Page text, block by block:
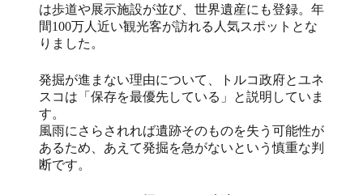
は歩道や展示施設が並び、世界遺産にも登録。年
間100万人近い観光客が訪れる人気スポットとな
りました。
発掘が進まない理由について、トルコ政府とユネ
スコは「保存を最優先している」と説明していま
す。
風雨にさらされれば遺跡そのものを失う可能性が
あるため、あえて発掘を急がないという慎重な判
断です。